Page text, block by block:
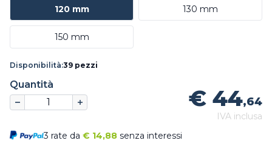
120 mm 130 mm
150 mm
Disponibilità:39 pezzi
Quantità
€ 44,64
IVA inclusa
3 rate da € 14,88 senza interessi